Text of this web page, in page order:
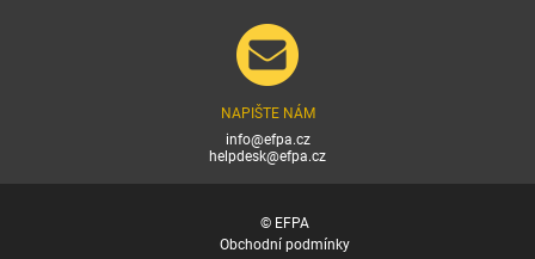
NAPIŠTE NÁM
info@efpa.cz
helpdesk@efpa.cz
© EFPA
Obchodní podmínky